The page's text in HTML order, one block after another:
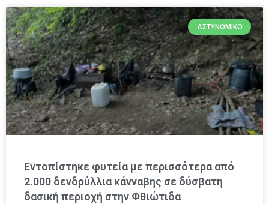
ΑΣΤΥΝΟΜΙΚΌ
Εντοπίστηκε φυτεία με περισσότερα από
2.000 δενδρύλλια κάνναβης σε δύσβατη
δασική περιοχή στην Φθιώτιδα